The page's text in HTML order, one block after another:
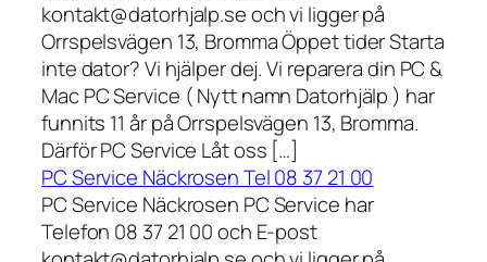
kontakt@datorhjalp.se och vi ligger på
Orrspelsvägen 13, Bromma Öppet tider Starta
inte dator? Vi hjälper dej. Vi reparera din PC &
Mac PC Service ( Nytt namn Datorhjälp ) har
funnits 11 år på Orrspelsvägen 13, Bromma.
Därför PC Service Låt oss […]
PC Service Näckrosen Tel 08 37 21 00
PC Service Näckrosen PC Service har
Telefon 08 37 21 00 och E-post